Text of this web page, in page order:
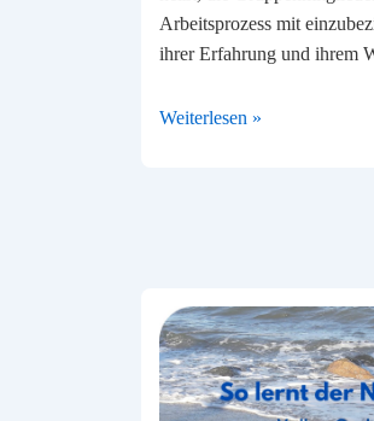
Arbeitsprozess mit
ihrer Erfahrung und ihrem
Teams
Weiterlesen »